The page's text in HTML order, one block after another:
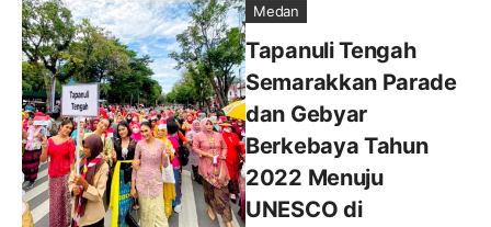
Medan
Tapanuli Tengah
Semarakkan Parade
dan Gebyar
Berkebaya Tahun
2022 Menuju
UNESCO di